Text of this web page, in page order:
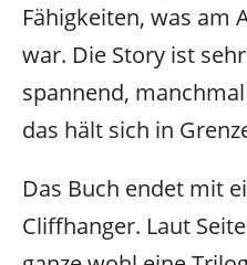
Fähigkeiten, was am
war. Die Story ist
spannend,
das hält sich in
Das Buch endet mit
Cliffhanger. Laut